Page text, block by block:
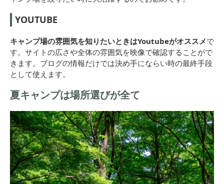
YOUTUBE
キャンプ場の雰囲気を知りたいときはYoutubeがオススメで
す。サイトの広さや全体の雰囲気を映像で確認することがで
きます。ブログの情報だけでは決め手にならい時の最終手段
として使えます。
夏キャンプは場所選びが全て